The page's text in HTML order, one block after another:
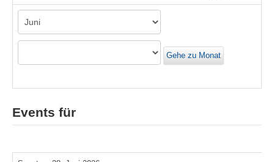
Gehe zu Monat
Events für